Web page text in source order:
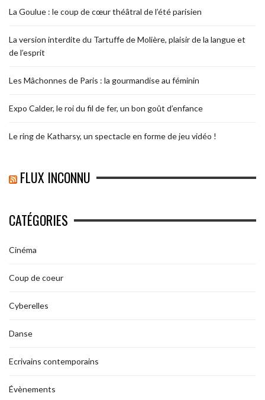
La Goulue : le coup de cœur théâtral de l’été parisien
La version interdite du Tartuffe de Molière, plaisir de la langue et
de l’esprit
Les Mâchonnes de Paris : la gourmandise au féminin
Expo Calder, le roi du fil de fer, un bon goût d’enfance
Le ring de Katharsy, un spectacle en forme de jeu vidéo !
FLUX INCONNU
CATÉGORIES
Cinéma
Coup de coeur
Cyberelles
Danse
Ecrivains contemporains
Évènements